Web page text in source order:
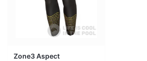
Zone3 Aspect